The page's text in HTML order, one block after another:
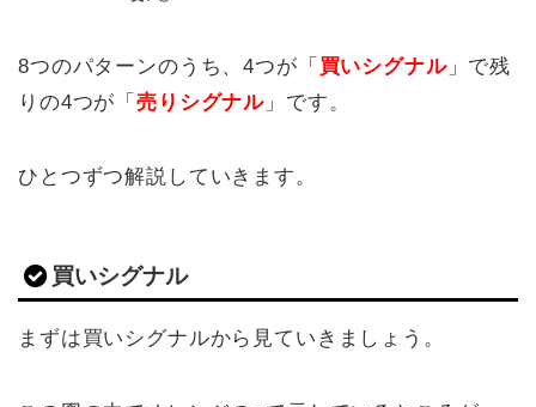
8つのパターンのうち、4つが「 買いシグナル」で残
りの4つが「売りシグナル 」です。
ひとつずつ解説していきます。
買いシグナル
まずは買いシグナルから見ていきましょう。